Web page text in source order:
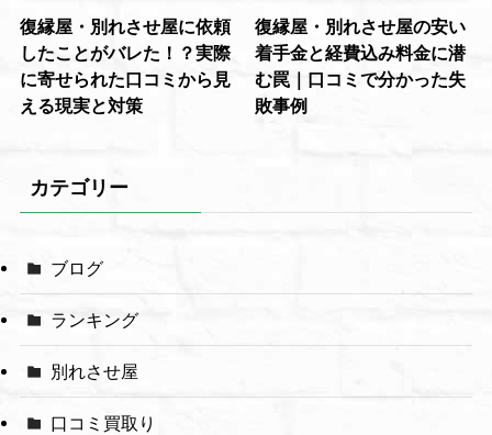
復縁屋・別れさせ屋に依頼
したことがバレた！？実際
に寄せられた口コミから見
える現実と対策
復縁屋・別れさせ屋の安い
着手金と経費込み料金に潜
む罠｜口コミで分かった失
敗事例
カテゴリー
ブログ
ランキング
別れさせ屋
口コミ買取り